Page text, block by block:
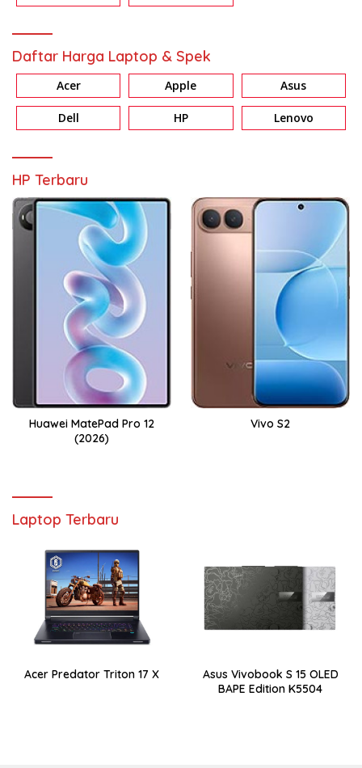
Daftar Harga Laptop & Spek
Acer Apple Asus
Dell HP Lenovo
HP Terbaru
Huawei MatePad Pro 12
(2026)
Vivo S2
Laptop Terbaru
Acer Predator Triton 17 X
Asus Vivobook S 15 OLED
BAPE Edition K5504